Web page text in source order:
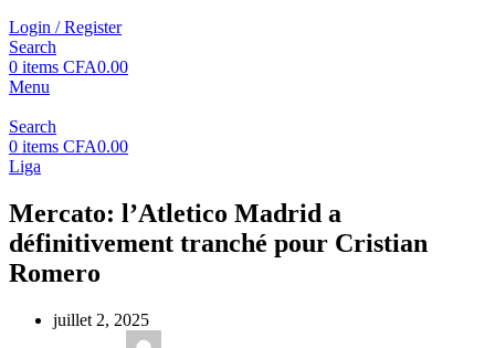
Login / Register
Search
0 items CFA0.00
Menu
Search
0 items CFA0.00
Liga
Mercato: l’Atletico Madrid a
définitivement tranché pour Cristian
Romero
juillet 2, 2025